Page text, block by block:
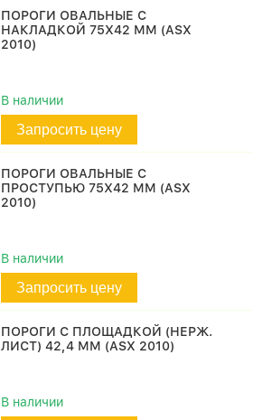
ПОРОГИ ОВАЛЬНЫЕ С
НАКЛАДКОЙ 75Х42 ММ (ASX
2010)
В наличии
Запросить цену
ПОРОГИ ОВАЛЬНЫЕ С
ПРОСТУПЬЮ 75Х42 ММ (ASX
2010)
В наличии
Запросить цену
ПОРОГИ С ПЛОЩАДКОЙ (НЕРЖ.
ЛИСТ) 42,4 ММ (ASX 2010)
В наличии